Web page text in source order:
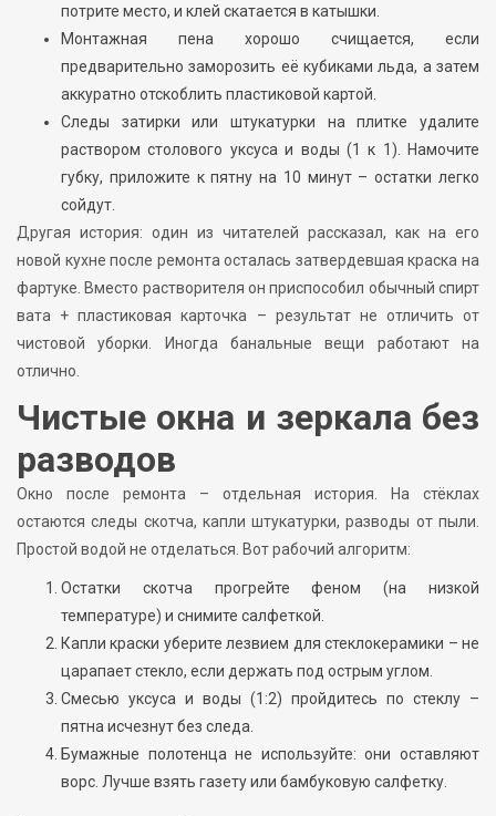
потрите место, и клей скатается в катышки.
Монтажная пена хорошо счищается, если
предварительно заморозить её кубиками льда, а затем
аккуратно отскоблить пластиковой картой.
Следы затирки или штукатурки на плитке удалите
раствором столового уксуса и воды (1 к 1). Намочите
губку, приложите к пятну на 10 минут – остатки легко
сойдут.
Другая история: один из читателей рассказал, как на его
новой кухне после ремонта осталась затвердевшая краска на
фартуке. Вместо растворителя он приспособил обычный спирт
вата + пластиковая карточка – результат не отличить от
чистовой уборки. Иногда банальные вещи работают на
отлично.
Чистые окна и зеркала без
разводов
Окно после ремонта – отдельная история. На стёклах
остаются следы скотча, капли штукатурки, разводы от пыли.
Простой водой не отделаться. Вот рабочий алгоритм:
Остатки скотча прогрейте феном (на низкой
температуре) и снимите салфеткой.
Капли краски уберите лезвием для стеклокерамики – не
царапает стекло, если держать под острым углом.
Смесью уксуса и воды (1:2) пройдитесь по стеклу –
пятна исчезнут без следа.
Бумажные полотенца не используйте: они оставляют
ворс. Лучше взять газету или бамбуковую салфетку.